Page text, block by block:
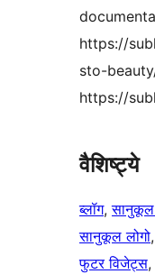
https://
sto-
https://
वैशिष्ट्ये
ब्लॉग, सानुकूल
सानुकूल लोगो
फुटर विजेट्स,